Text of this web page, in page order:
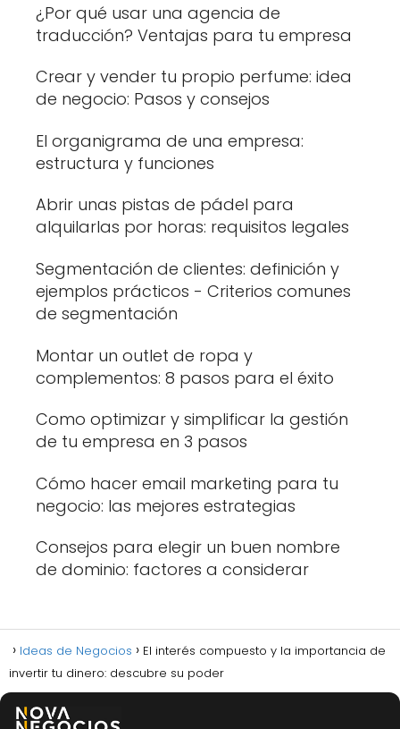
¿Por qué usar una agencia de
traducción? Ventajas para tu empresa
Crear y vender tu propio perfume: idea
de negocio: Pasos y consejos
El organigrama de una empresa:
estructura y funciones
Abrir unas pistas de pádel para
alquilarlas por horas: requisitos legales
Segmentación de clientes: definición y
ejemplos prácticos - Criterios comunes
de segmentación
Montar un outlet de ropa y
complementos: 8 pasos para el éxito
Como optimizar y simplificar la gestión
de tu empresa en 3 pasos
Cómo hacer email marketing para tu
negocio: las mejores estrategias
Consejos para elegir un buen nombre
de dominio: factores a considerar
Ideas de Negocios
El interés compuesto y la importancia de
invertir tu dinero: descubre su poder